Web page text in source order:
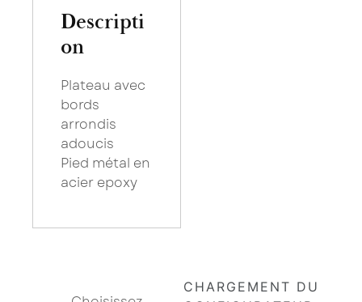
Descripti
on
Plateau avec
bords
arrondis
adoucis
Pied métal en
acier epoxy